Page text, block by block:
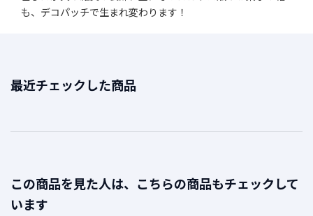
も、デコパッチで生まれ変わります！
最近チェックした商品
この商品を見た人は、こちらの商品もチェックして
います